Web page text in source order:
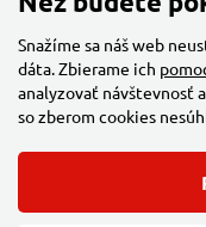
Snažíme sa náš web
dáta. Zbierame ich
analyzovať návštevnosť
so zberom cookies